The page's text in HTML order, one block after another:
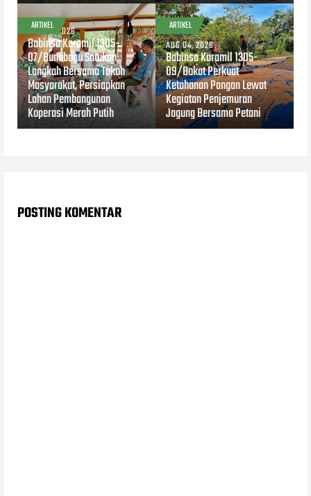
ARTIKEL
AUG 04, 2026
Babinsa Koramil 1305-
07/Bunobogu Satukan
Langkah Bersama Tokoh
Masyarakat, Persiapkan
Lahan Pembangunan
Koperasi Merah Putih
ARTIKEL
AUG 04, 2026
Babinsa Koramil 1305-
09/Bokat Perkuat
Ketahanan Pangan Lewat
Kegiatan Penjemuran
Jagung Bersama Petani
POSTING KOMENTAR